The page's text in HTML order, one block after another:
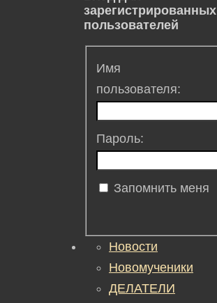
зарегистрированных
пользователей
Имя
пользователя:
Пароль:
Запомнить меня
Новости
Новомученики
ДЕЛАТЕЛИ